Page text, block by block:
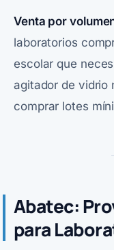
Venta por
laboratorios
escolar que
agitador de vidrio
comprar lotes
Abatec:
para